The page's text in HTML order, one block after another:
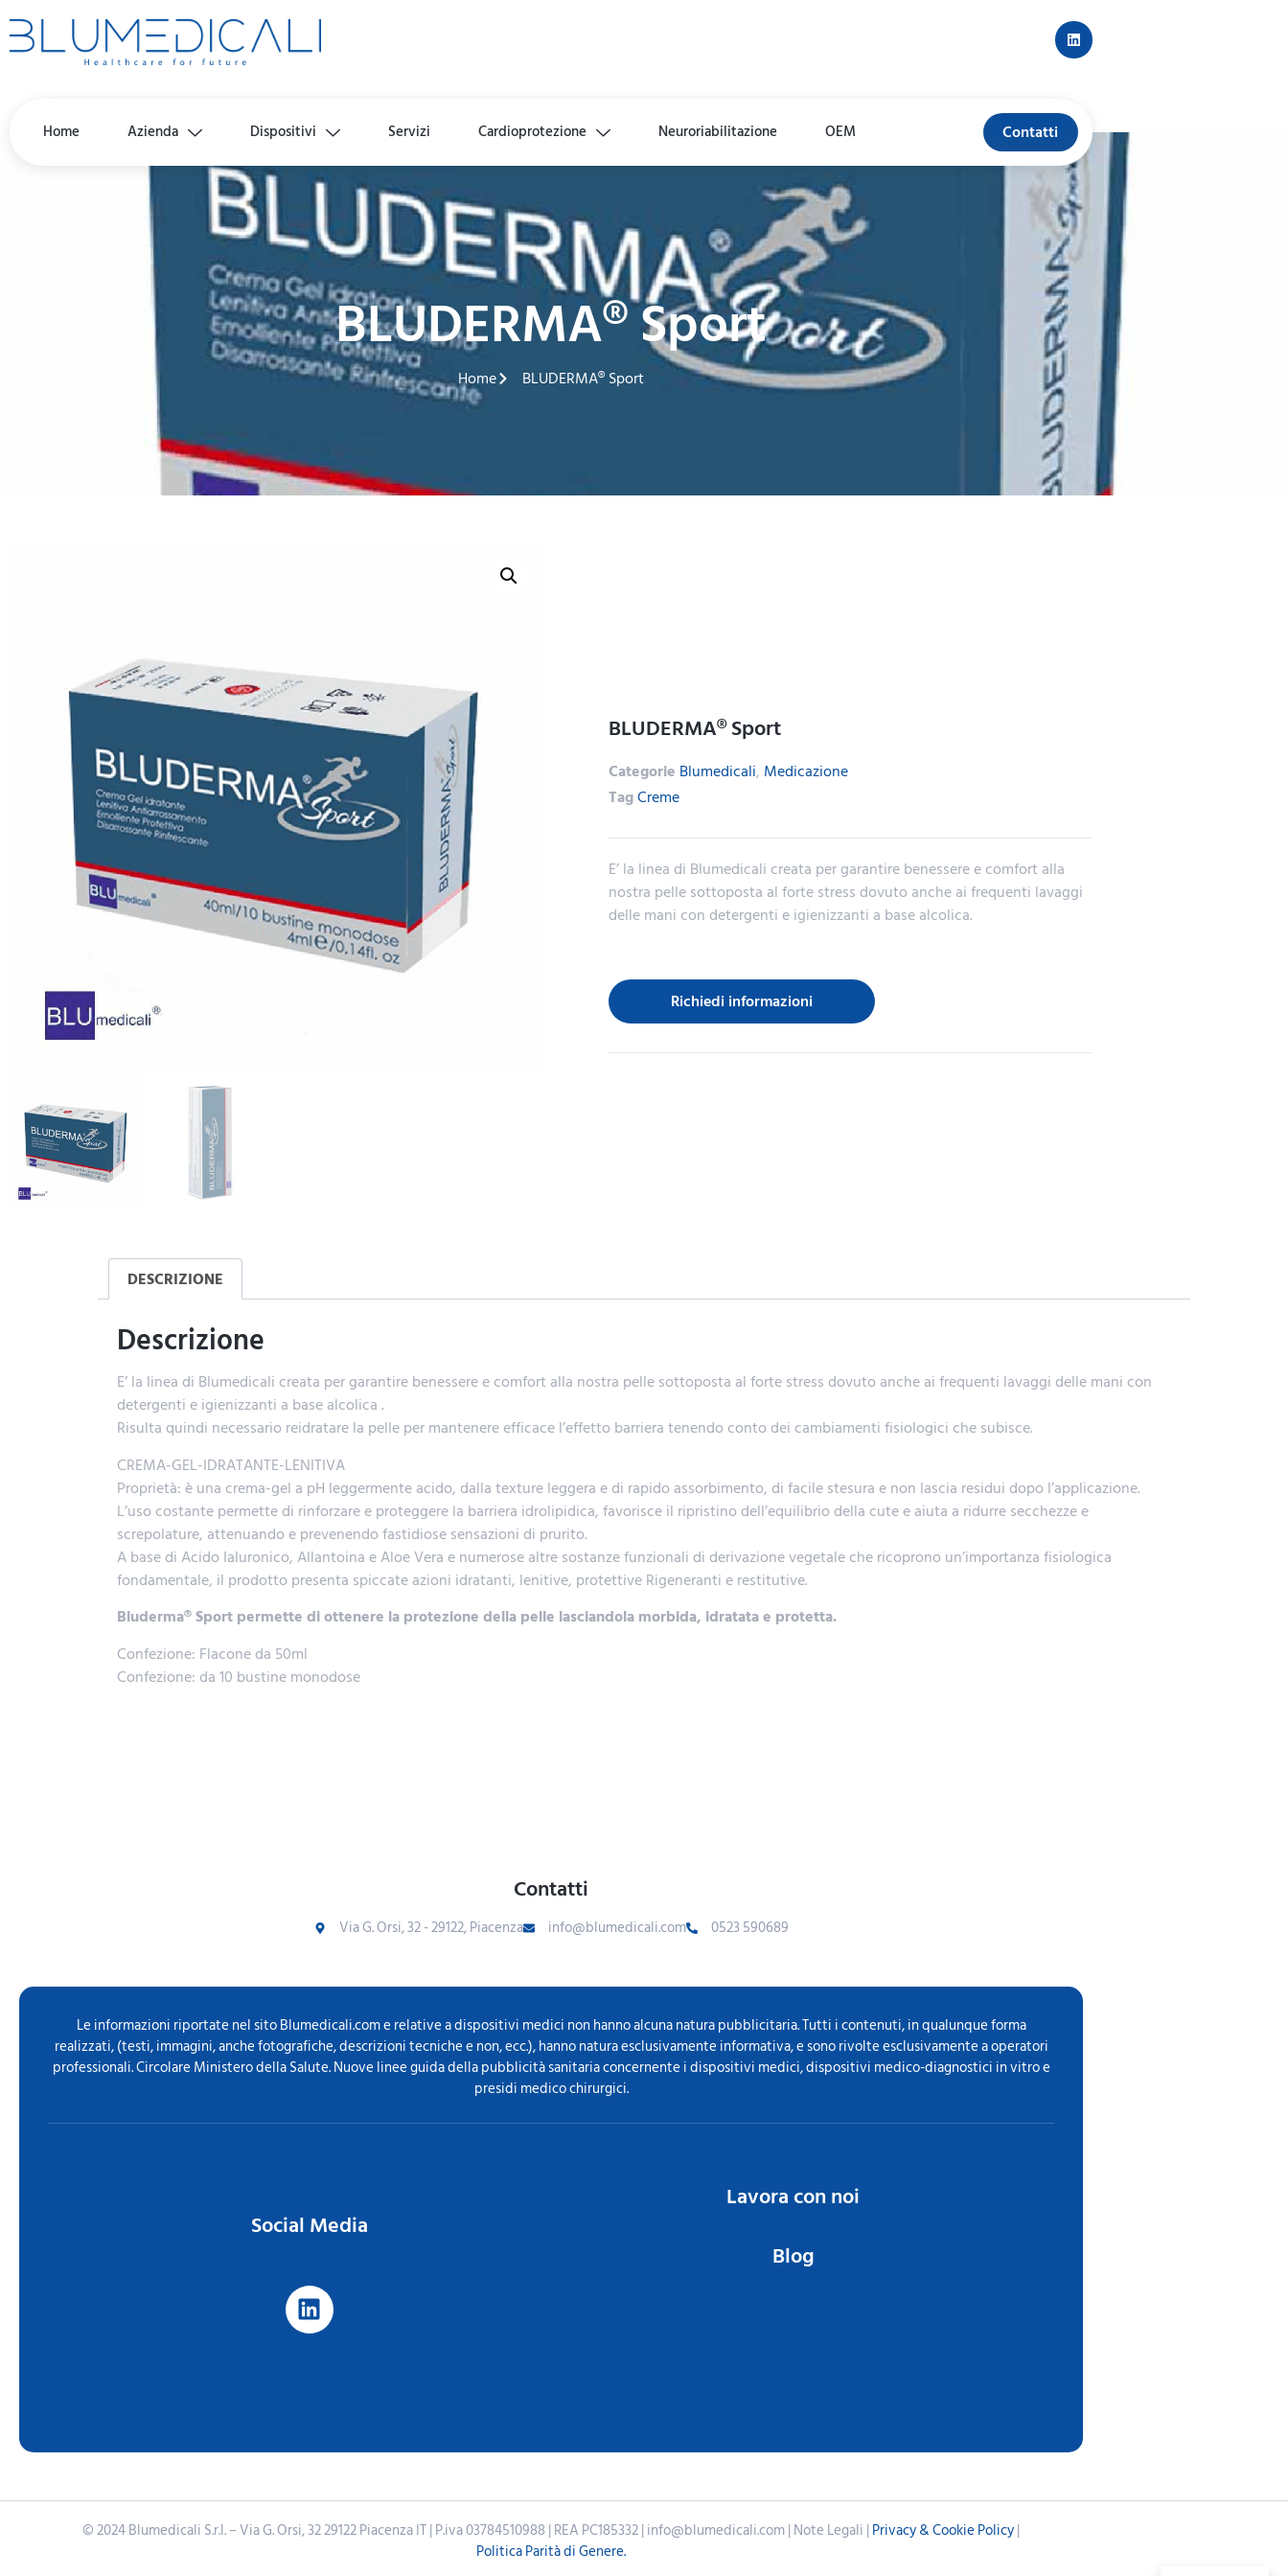
Home Azienda Dispositivi Servizi Cardioprotezione Neuroriabilitazione OEM Contatti
BLUDERMA® Sport
Home BLUDERMA® Sport
BLUDERMA® Sport
Categorie Blumedicali, Medicazione
TagCreme
E’ la linea di Blumedicali creata per garantire benessere e comfort alla
nostra pelle sottoposta al forte stress dovuto anche ai frequenti lavaggi
delle mani con detergenti e igienizzanti a base alcolica.
Richiedi informazioni
DESCRIZIONE
Descrizione
E’ la linea di Blumedicali creata per garantire benessere e comfort alla nostra pelle sottoposta al forte stress dovuto anche ai frequenti lavaggi delle mani con
detergenti e igienizzanti a base alcolica .
Risulta quindi necessario reidratare la pelle per mantenere efficace l’effetto barriera tenendo conto dei cambiamenti fisiologici che subisce.
CREMA-GEL-IDRATANTE-LENITIVA
Proprietà: è una crema-gel a pH leggermente acido, dalla texture leggera e di rapido assorbimento, di facile stesura e non lascia residui dopo l’applicazione.
L’uso costante permette di rinforzare e proteggere la barriera idrolipidica, favorisce il ripristino dell’equilibrio della cute e aiuta a ridurre secchezze e
screpolature, attenuando e prevenendo fastidiose sensazioni di prurito.
A base di Acido Ialuronico, Allantoina e Aloe Vera e numerose altre sostanze funzionali di derivazione vegetale che ricoprono un’importanza fisiologica
fondamentale, il prodotto presenta spiccate azioni idratanti, lenitive, protettive Rigeneranti e restitutive.
Bluderma® Sport permette di ottenere la protezione della pelle lasciandola morbida, idratata e protetta.
Confezione: Flacone da 50ml
Confezione: da 10 bustine monodose
Contatti
Via G. Orsi, 32 - 29122, Piacenza info@blumedicali.com 0523 590689
Le informazioni riportate nel sito Blumedicali.com e relative a dispositivi medici non hanno alcuna natura pubblicitaria. Tutti i contenuti, in qualunque forma
realizzati, (testi, immagini, anche fotografiche, descrizioni tecniche e non, ecc.), hanno natura esclusivamente informativa, e sono rivolte esclusivamente a operatori
professionali. Circolare Ministero della Salute. Nuove linee guida della pubblicità sanitaria concernente i dispositivi medici, dispositivi medico-diagnostici in vitro e
presidi medico chirurgici.
Social Media
Lavora con noi
Blog
© 2024 Blumedicali S.r.l. – Via G. Orsi, 32 29122 Piacenza IT | P.iva 03784510988 | REA PC185332 | info@blumedicali.com | Note Legali |Privacy & Cookie Policy|
Politica Parità di Genere.